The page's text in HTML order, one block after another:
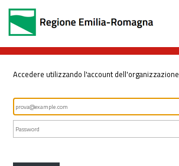
Accedere utilizzando l'account dell'organizzazione